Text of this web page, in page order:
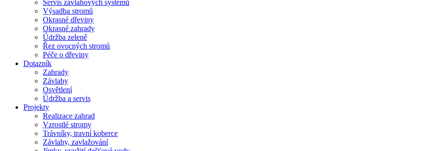
Servis závlahových systémů
Výsadba stromů
Okrasné dřeviny
Okrasné zahrady
Údržba zeleně
Řez ovocných stromů
Péče o dřeviny
Dotazník
Zahrady
Závlahy
Osvětlení
Údržba a servis
Projekty
Realizace zahrad
Vzrostlé stromy
Trávníky, travní koberce
Závlahy, zavlažování